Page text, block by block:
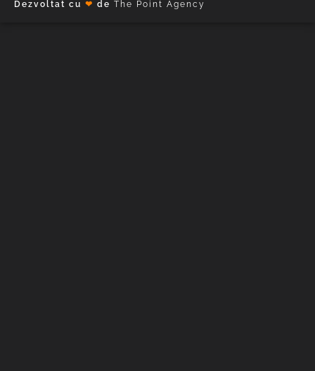
Dezvoltat cu ❤ de The Point Agency